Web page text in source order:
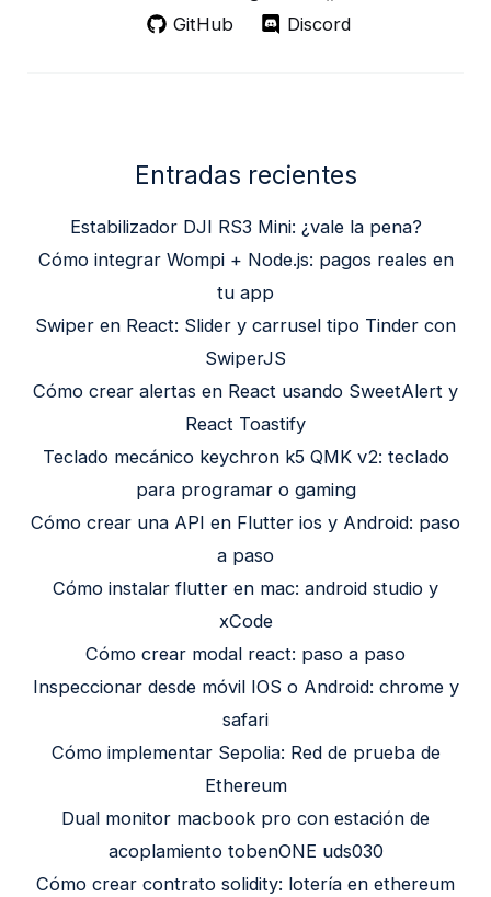
GitHub
Discord
Entradas recientes
Estabilizador DJI RS3 Mini: ¿vale la pena?
Cómo integrar Wompi + Node.js: pagos reales en
tu app
Swiper en React: Slider y carrusel tipo Tinder con
SwiperJS
Cómo crear alertas en React usando SweetAlert y
React Toastify
Teclado mecánico keychron k5 QMK v2: teclado
para programar o gaming
Cómo crear una API en Flutter ios y Android: paso
a paso
Cómo instalar flutter en mac: android studio y
xCode
Cómo crear modal react: paso a paso
Inspeccionar desde móvil IOS o Android: chrome y
safari
Cómo implementar Sepolia: Red de prueba de
Ethereum
Dual monitor macbook pro con estación de
acoplamiento tobenONE uds030
Cómo crear contrato solidity: lotería en ethereum